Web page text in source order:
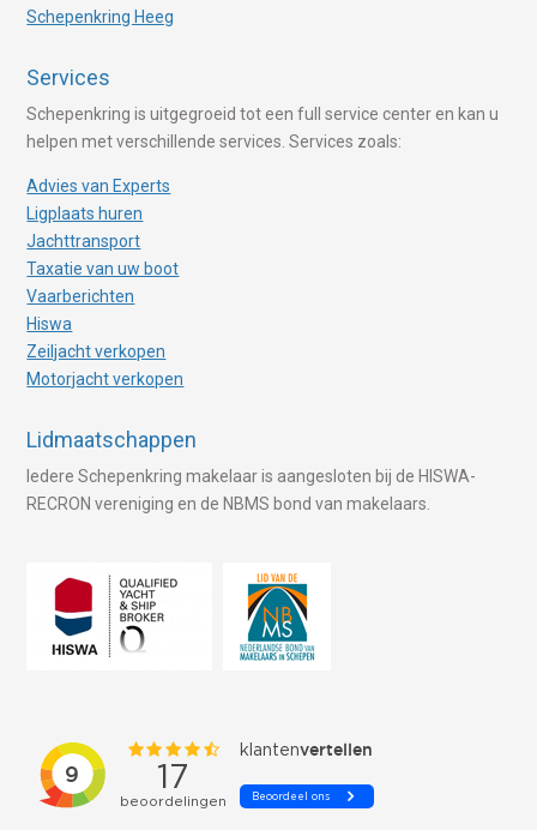
Schepenkring Heeg
Services
Schepenkring is uitgegroeid tot een full service center en kan u
helpen met verschillende services. Services zoals:
Advies van Experts
Ligplaats huren
Jachttransport
Taxatie van uw boot
Vaarberichten
Hiswa
Zeiljacht verkopen
Motorjacht verkopen
Lidmaatschappen
Iedere Schepenkring makelaar is aangesloten bij de HISWA-
RECRON vereniging en de NBMS bond van makelaars.